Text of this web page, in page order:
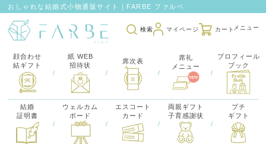
おしゃれな結婚式小物通販サイト｜FARBE ファルベ
検索 マイページ カート
顔合わせ
結ギフト
/
紙 WEB
招待状
/
席次表
/
席礼
メニュー
/
プロフィール
ブック
結婚
証明書
/
ウェルカム
ボード
/
エスコート
カード
/
両親ギフト
子育感謝状
/
プチ
ギフト